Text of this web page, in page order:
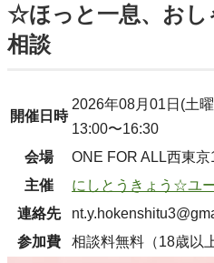
☆ほっと一息、おし
相談
開催日時
2026年08月01日(土
13:00〜16:30
会場
ONE FOR ALL西東
主催
にしとうきょう☆ユ
連絡先
参加費
相談料無料（18歳以